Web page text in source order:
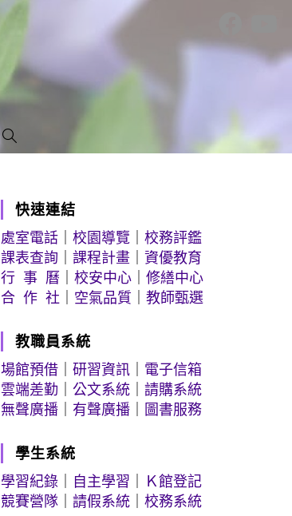
快速連結
處室電話 ｜校園導覽 ｜校務評鑑
課表查詢 ｜課程計畫 ｜資優教育
行 事 曆 ｜校安中心 ｜修繕中心
合 作 社
空氣品質 ｜教師甄選
教職員系統
場館預借 ｜研習資訊
電子信箱
雲端差勤 ｜公文系統 ｜請購系統
無聲廣播
有聲廣播 圖書服務
學生系統
學習紀錄
自主學習
Ｋ館登記
競賽營隊 ｜請假系統 ｜校務系統